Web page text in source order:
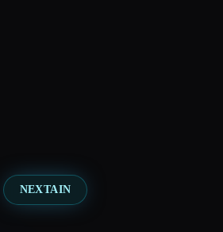
NEXTAIN